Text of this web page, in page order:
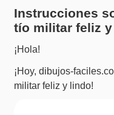
Instrucciones
tío militar feliz
¡Hola!
¡Hoy, dibujos-
militar feliz y lindo!